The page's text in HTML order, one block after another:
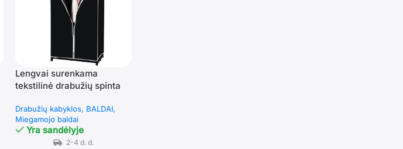
Lengvai surenkama
tekstilinė drabužių spinta
Drabužių kabyklos BALDAI
Miegamojo baldai
Yra sandėlyje